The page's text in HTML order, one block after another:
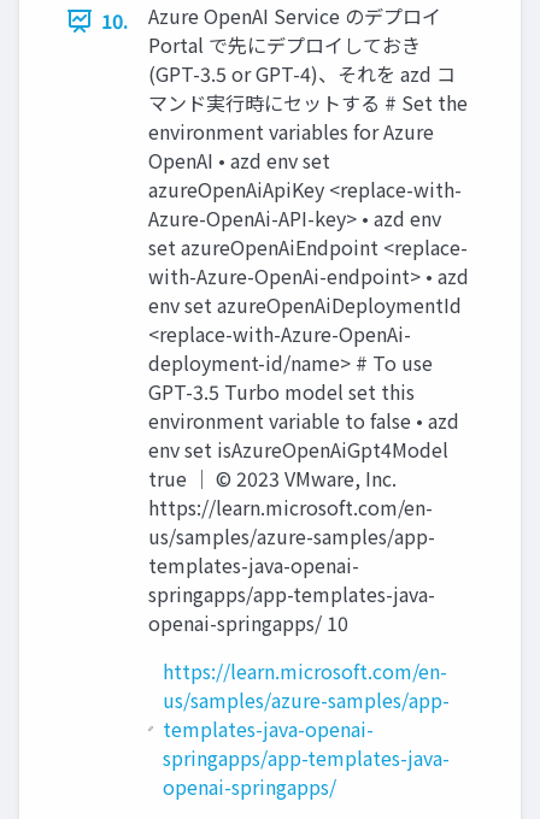
10.
Azure OpenAI Service のデプロイ
Portal で先にデプロイしておき
(GPT-3.5 or GPT-4)、それを azd コ
マンド実⾏時にセットする # Set the
environment variables for Azure
OpenAI • azd env set
azureOpenAiApiKey <replace-with-
Azure-OpenAi-API-key> • azd env
set azureOpenAiEndpoint <replace-
with-Azure-OpenAi-endpoint> • azd
env set azureOpenAiDeploymentId
<replace-with-Azure-OpenAi-
deployment-id/name> # To use
GPT-3.5 Turbo model set this
environment variable to false • azd
env set isAzureOpenAiGpt4Model
true │ © 2023 VMware, Inc.
https://learn.microsoft.com/en-
us/samples/azure-samples/app-
templates-java-openai-
springapps/app-templates-java-
openai-springapps/ 10
https://learn.microsoft.com/en-
us/samples/azure-samples/app-
templates-java-openai-
springapps/app-templates-java-
openai-springapps/